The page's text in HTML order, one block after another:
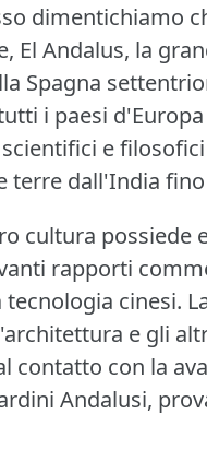
dimentichiamo
El Andalus, la
Spagna
i paesi
e
terre dall'India fino
cultura possiede
rapporti
tecnologia cinesi.
e gli
contatto con la
Andalusi,